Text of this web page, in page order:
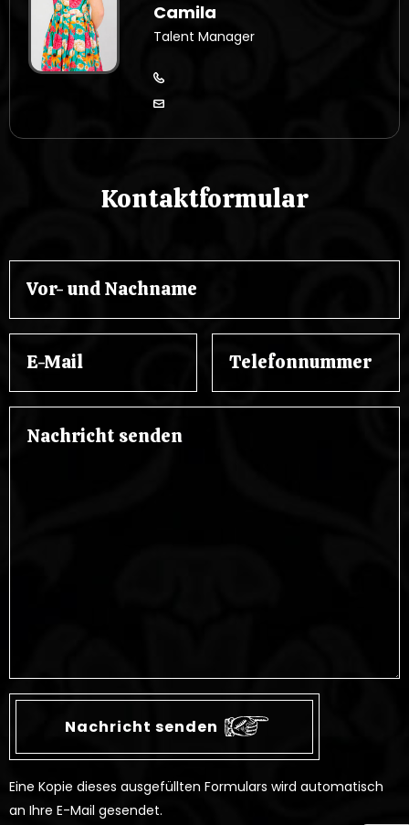
Camila
Talent Manager
Kontaktformular
Eine Kopie dieses ausgefüllten Formulars wird automatisch
an Ihre E-Mail gesendet.